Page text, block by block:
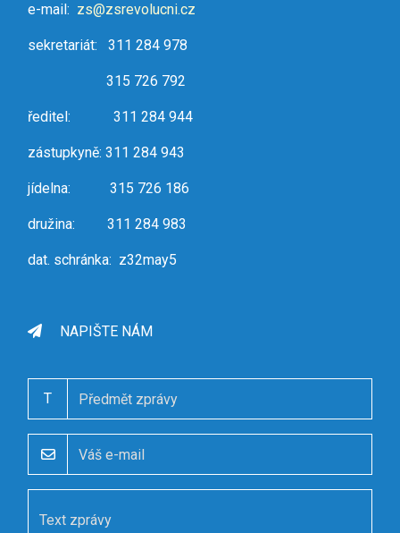
e-mail: zs@zsrevolucni.cz
sekretariát: 311 284 978
315 726 792
ředitel: 311 284 944
zástupkyně: 311 284 943
jídelna: 315 726 186
družina: 311 284 983
dat. schránka: z32may5
NAPIŠTE NÁM
T